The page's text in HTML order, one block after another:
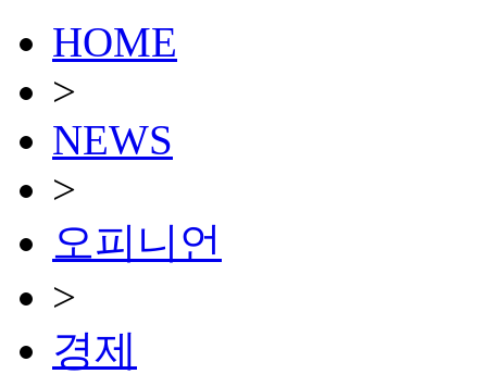
HOME
>
NEWS
>
오피니언
>
경제